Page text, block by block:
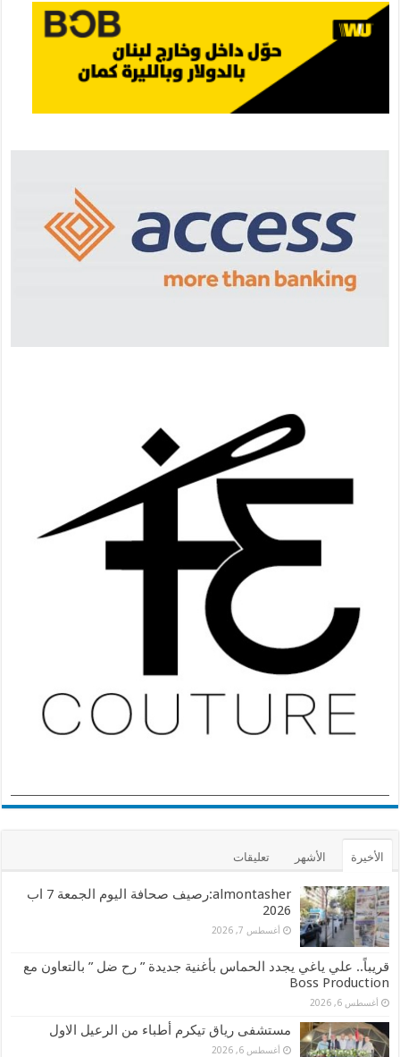
الأخيرة الأشهر تعليقات
almontasher:رصيف صحافة اليوم الجمعة 7 اب
2026
أغسطس 7, 2026
قريباً.. علي ياغي يجدد الحماس بأغنية جديدة ” رح ضل ” بالتعاون مع
Boss Production
أغسطس 6, 2026
مستشفى رياق تيكرم أطباء من الرعيل الاول
أغسطس 6, 2026